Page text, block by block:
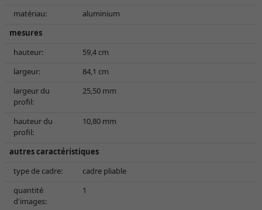
matériau:
aluminium
mesures
hauteur:
59,4 cm
largeur:
84,1 cm
largeur du
profil:
25,50 mm
hauteur du
profil:
10,80 mm
autres caractéristiques
type de cadre:
cadre pliable
quantité
d'images:
1